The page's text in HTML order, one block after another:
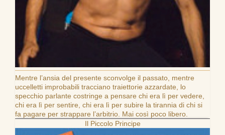
Mentre l’ansia del presente sconvolge il passato, mentre
uccelletti improbabili tracciano traiettorie azzardate, lo
specchio parlante costringe a pensare chi era lì per vedere,
chi era lì per sentire, chi era lì per subire la tirannia di chi si
fa pagare per strappare l’arbitrio. Mai così poco libero.
Il Piccolo Principe